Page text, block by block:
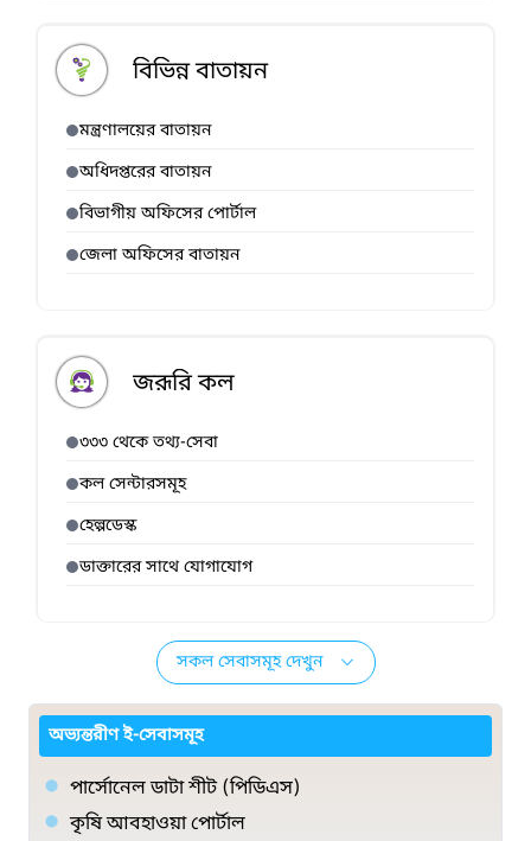
বিভিন্ন বাতায়ন
মন্ত্রণালয়ের বাতায়ন
অধিদপ্তরের বাতায়ন
বিভাগীয় অফিসের পোর্টাল
জেলা অফিসের বাতায়ন
জরূরি কল
৩৩৩ থেকে তথ্য-সেবা
কল সেন্টারসমূহ
হেল্পডেস্ক
ডাক্তারের সাথে যোগাযোগ
সকল সেবাসমূহ দেখুন
অভ্যন্তরীণ ই-সেবাসমূহ
পার্সোনেল ডাটা শীট (পিডিএস)
কৃষি আবহাওয়া পোর্টাল